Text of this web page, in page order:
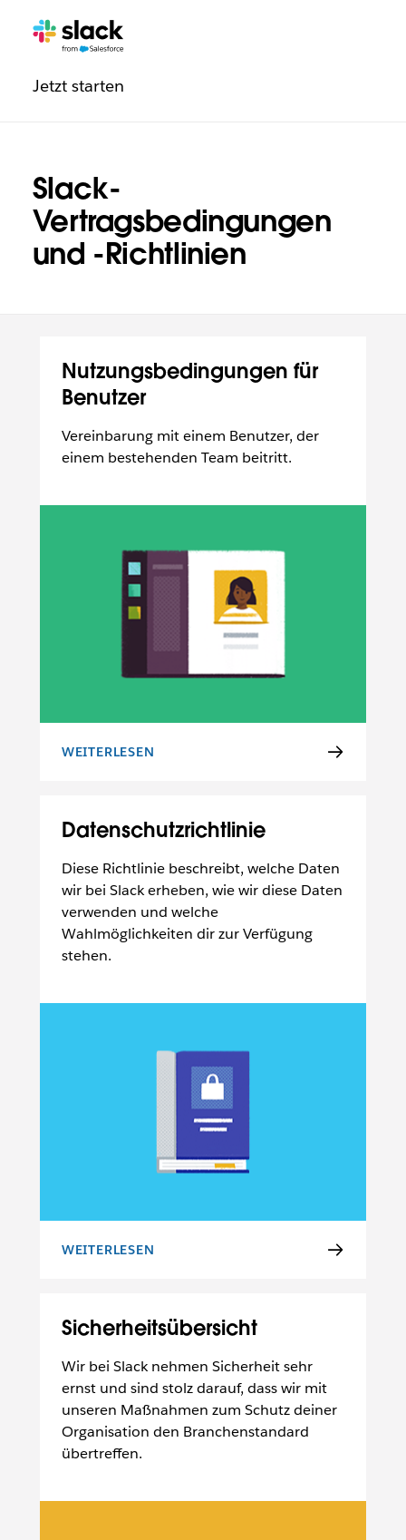
Slack-
Vertragsbedingungen
und ‑Richtlinien
Navigation:
Rechtliche
Zusätzliche
Jetzt startenSeiten
Nutzungsbedingungen für
Benutzer
Vereinbarung mit einem Benutzer, der
einem bestehenden Team beitritt.
NUTZUNGSBEDINGUNGEN FÜR BENUTZER
WEITERLESEN
Datenschutzrichtlinie
Diese Richtlinie beschreibt, welche Daten
wir bei Slack erheben, wie wir diese Daten
verwenden und welche
Wahlmöglichkeiten dir zur Verfügung
stehen.
DATENSCHUTZRICHTLINIE
WEITERLESEN
Sicherheitsübersicht
Wir bei Slack nehmen Sicherheit sehr
ernst und sind stolz darauf, dass wir mit
unseren Maßnahmen zum Schutz deiner
Organisation den Branchenstandard
übertreffen.